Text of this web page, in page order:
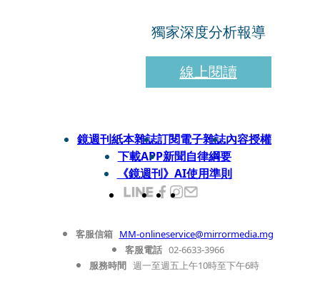
獨家深度分析報導
線上閱讀
鏡週刊紙本雜誌訂閱電子雜誌內容授權
下載APP新聞自律綱要
《鏡週刊》AI使用準則
客服信箱 MM-onlineservice@mirrormedia.mg
客服電話 02-6633-3966
服務時間 週一至週五上午10時至下午6時